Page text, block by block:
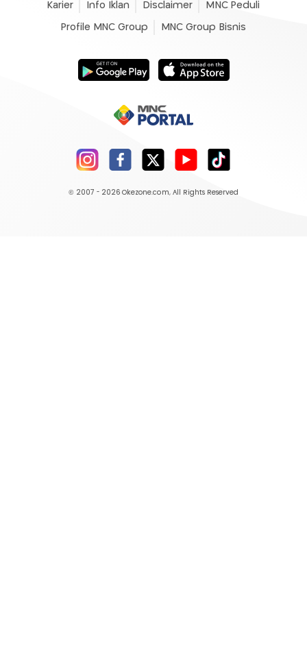
Karier Info Iklan Disclaimer MNC Peduli
Profile MNC Group MNC Group Bisnis
© 2007 - 2026 Okezone.com, All Rights Reserved